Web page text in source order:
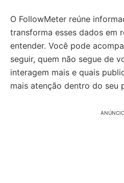
O FollowMeter reúne
transforma esses dados em
entender. Você pode
seguir, quem não segue de
interagem mais e quais
mais atenção dentro do seu